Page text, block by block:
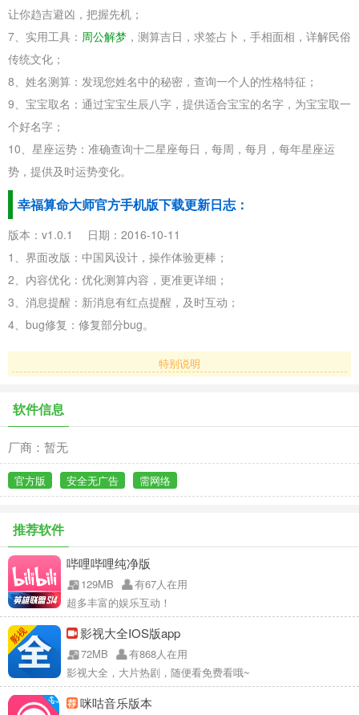
让你趋吉避凶，把握先机；
7、实用工具： 周公解梦 ，测算吉日，求签占卜，手相面相，详解民俗
传统文化；
8、姓名测算：发现您姓名中的秘密，查询一个人的性格特征；
9、宝宝取名：通过宝宝生辰八字，提供适合宝宝的名字，为宝宝取一
个好名字；
10、星座运势：准确查询十二星座每日，每周，每月，每年星座运
势，提供及时运势变化。
幸福算命大师官方手机版下载更新日志：
版本：v1.0.1 日期：2016-10-11
1、界面改版：中国风设计，操作体验更棒；
2、内容优化：优化测算内容，更准更详细；
3、消息提醒：新消息有红点提醒，及时互动；
4、bug修复：修复部分bug。
特别说明
软件信息
厂商：暂无
官方版 安全无广告 需网络
推荐软件
哔哩哔哩纯净版
129MB
有67人在用
超多丰富的娱乐互动！
影视大全IOS版app
72MB
有868人在用
影视大全，大片热剧，随便看免费看哦~
咪咕音乐版本